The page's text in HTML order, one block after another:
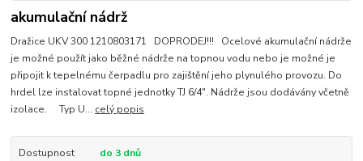
akumulační nádrž
Dražice UKV 300 1210803171 DOPRODEJ!!! Ocelové akumulační nádrže
je možné použít jako běžné nádrže na topnou vodu nebo je možné je
připojit k tepelnému čerpadlu pro zajištění jeho plynulého provozu. Do
hrdel lze instalovat topné jednotky TJ 6/4". Nádrže jsou dodávány včetně
izolace. Typ U... celý popis
Dostupnost do 3 dnů